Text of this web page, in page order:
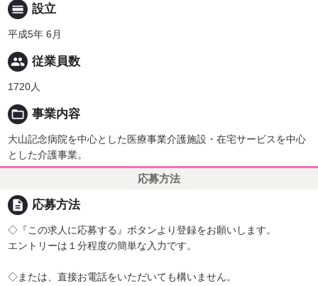
calendar_view_day 設立
平成5年 6月
people 従業員数
1720人
folder_open 事業内容
大山記念病院を中心とした医療事業介護施設・在宅サービスを中心
とした介護事業。
応募方法
description 応募方法
◇『この求人に応募する』ボタンより登録をお願いします。
エントリーは１分程度の簡単な入力です。
◇または、直接お電話をいただいても構いません。